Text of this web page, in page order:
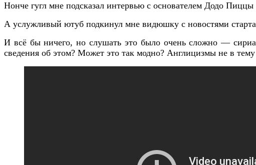
Нонче гугл мне подсказал интервью с основателем Додо
А услужливый ютуб подкинул мне видюшку с новостями
И всё бы ничего, но слушать это было очень сложно —
сведения об этом? Может это так модно? Англицизмы не в